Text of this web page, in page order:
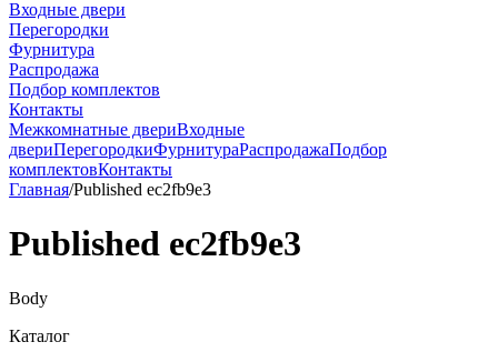
Входные двери
Перегородки
Фурнитура
Распродажа
Подбор комплектов
Контакты
Межкомнатные двериВходные
двериПерегородкиФурнитураРаспродажаПодбор
комплектовКонтакты
Главная/Published ec2fb9e3
Published ec2fb9e3
Body
Каталог